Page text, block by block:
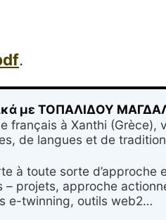
.
με ΤΟΠΑΛΙΔΟΥ
français à Xanthi (Grèce),
de langues et de
à toute sorte d’approche
– projets, approche
e-twinning, outils web2…